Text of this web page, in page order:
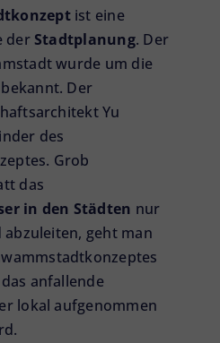
ist eine
der Stadtplanung. Der
wurde um die
Der
Yu
des
Grob
das
in den Städten nur
geht man
anfallende
lokal aufgenommen